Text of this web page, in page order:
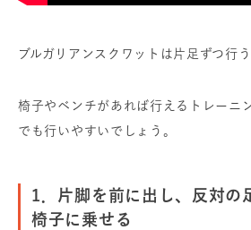
ブルガリアンスクワットは片足ずつ行う
椅子やベンチがあれば行えるトレーニ
でも行いやすいでしょう。
1．片脚を前に出し、反対の
椅子に乗せる